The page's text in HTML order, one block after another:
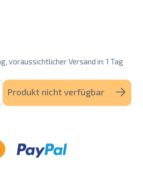
voraussichtlicher Versand in: 1 Tag
Produkt nicht verfügbar